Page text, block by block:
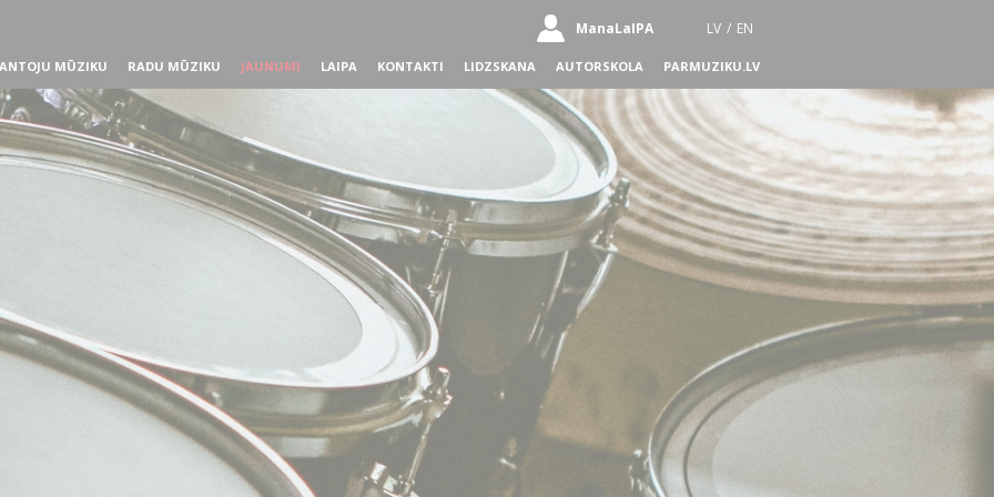
ManaLaIPA LV / EN
MŪZIKU RADU MŪZIKU JAUNUMI LAIPA KONTAKTI LIDZSKANA AUTORSKOLA PARMUZIKU.LV